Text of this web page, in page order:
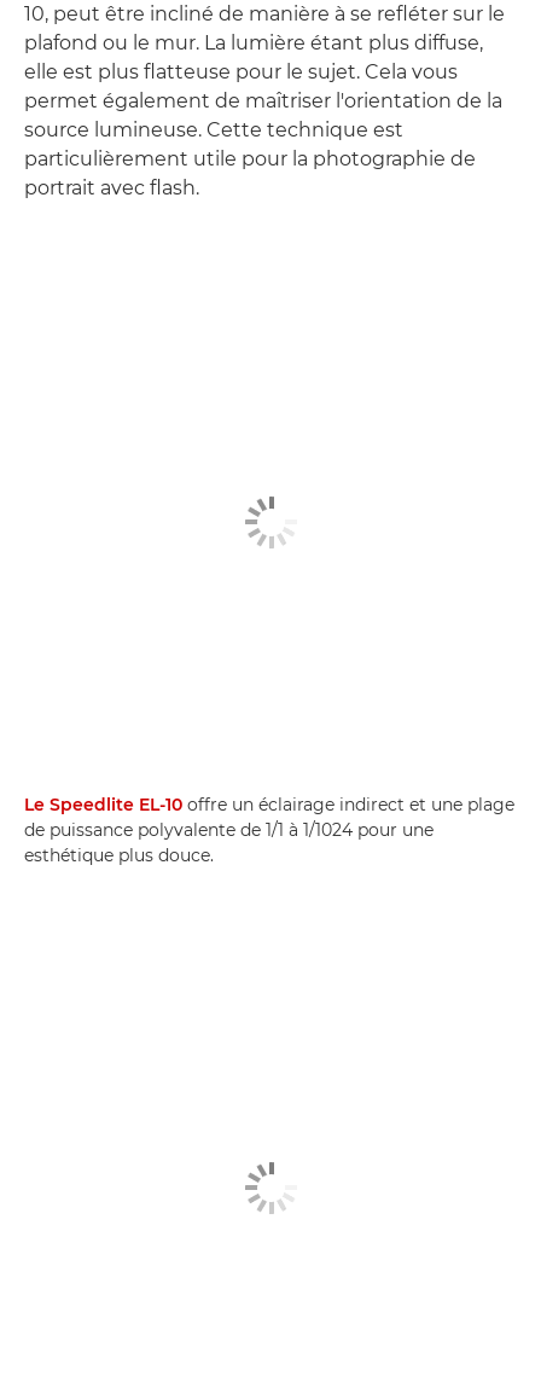
10, peut être incliné de manière à se refléter sur le
plafond ou le mur. La lumière étant plus diffuse,
elle est plus flatteuse pour le sujet. Cela vous
permet également de maîtriser l'orientation de la
source lumineuse. Cette technique est
particulièrement utile pour la photographie de
portrait avec flash.
Le Speedlite EL-10 offre un éclairage indirect et une plage
de puissance polyvalente de 1/1 à 1/1024 pour une
esthétique plus douce.